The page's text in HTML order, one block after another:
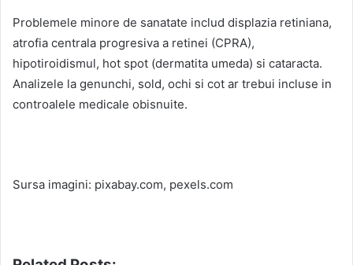
Problemele minore de sanatate includ displazia retiniana,
atrofia centrala progresiva a retinei (CPRA),
hipotiroidismul, hot spot (dermatita umeda) si cataracta.
Analizele la genunchi, sold, ochi si cot ar trebui incluse in
controalele medicale obisnuite.
Sursa imagini: pixabay.com, pexels.com